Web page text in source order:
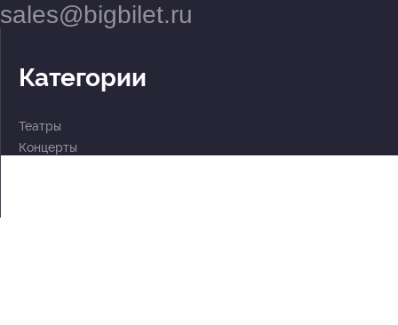
sales@bigbilet.ru
Категории
Театры
Концерты